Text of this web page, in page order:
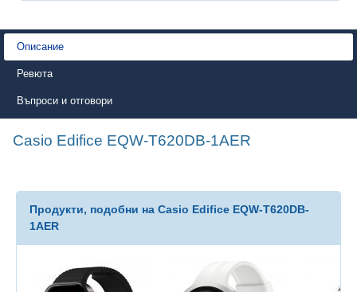
Описание
Ревюта
Въпроси и отговори
Casio Edifice EQW-T620DB-1AER
Продукти, подобни на Casio Edifice EQW-T620DB-
1AER